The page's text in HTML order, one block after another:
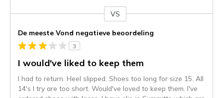
content
wordt
momenteel
gemigreerd
de
niejee
VS
De meeste Vond negatieve beoordeling
3
I would've liked to keep them
I had to return. Heel slipped. Shoes too long for size 15. All
14's I try are too short. Would've loved to keep them. I've